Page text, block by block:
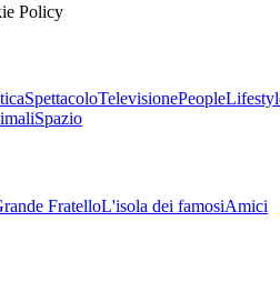
Policy
SpettacoloTelevisionePeople
Spazio
FratelloL'isola dei famosiAmici